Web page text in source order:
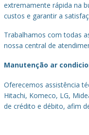
extremamente rápida na
custos e garantir a
Trabalhamos com todas
nossa central de
Manutenção ar
Oferecemos assistência
Hitachi, Komeco, LG,
de crédito e débito, afim